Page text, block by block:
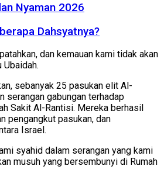
Nyaman 2026
Dahsyatnya?
dan kemauan kami tidak akan
Ubaidah.
sebanyak 25 pasukan elit Al-
serangan gabungan terhadap
Sakit Al-Rantisi. Mereka berhasil
pengangkut pasukan, dan
Israel.
syahid dalam serangan yang kami
musuh yang bersembunyi di Rumah